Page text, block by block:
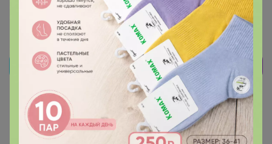
Реклама
Как здесь все устроено?
Как сделать заказ?